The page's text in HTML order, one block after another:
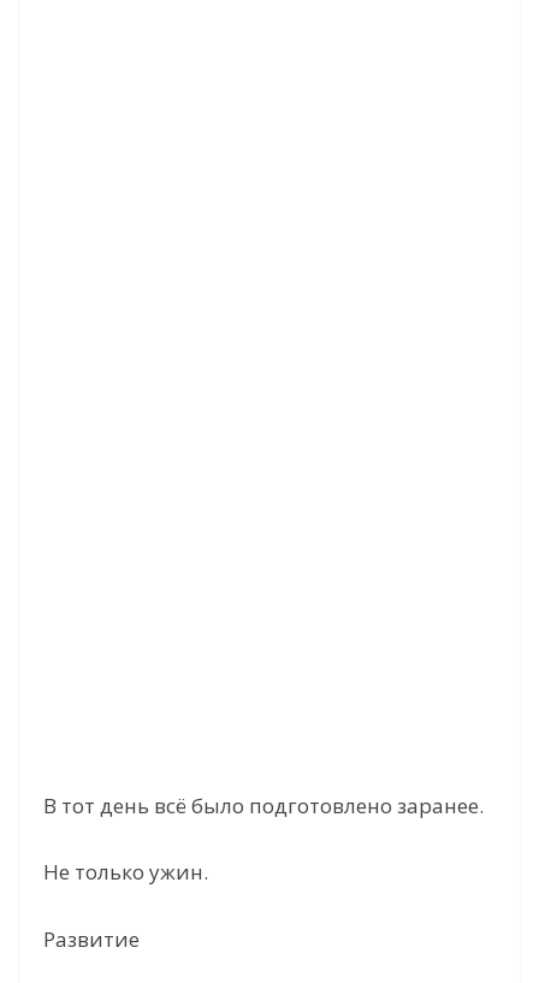
В тот день всё было подготовлено заранее.
Не только ужин.
Развитие